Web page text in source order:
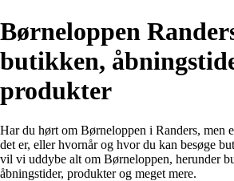
Børneloppen
butikken,
produkter
Har du hørt om Børneloppen i Randers, men
det er, eller hvornår og hvor du kan besøge
vil vi uddybe alt om Børneloppen, herunder
åbningstider, produkter og meget mere.